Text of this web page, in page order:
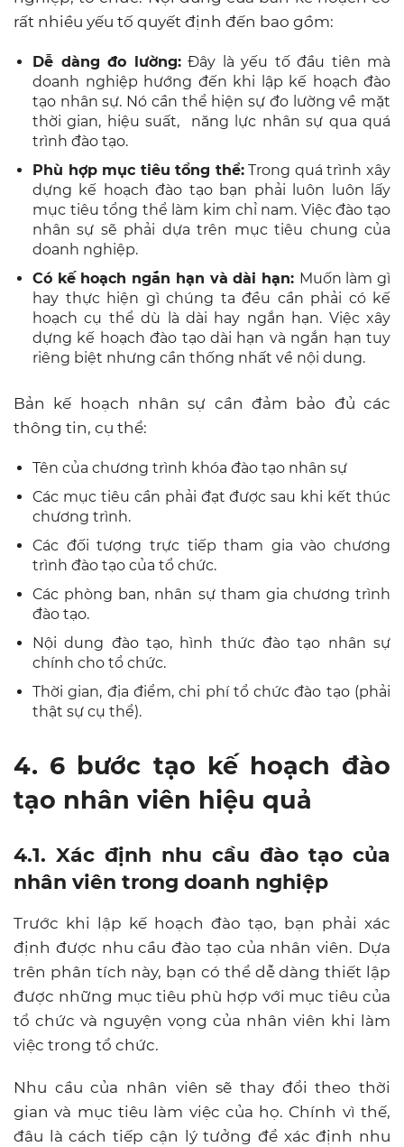
rất nhiều yếu tố quyết định đến bao gồm:
Dễ dàng đo lường:Đây là yếu tố đầu tiên mà
doanh nghiệp hướng đến khi lập kế hoạch đào
tạo nhân sự. Nó cần thể hiện sự đo lường về mặt
thời gian, hiệu suất, năng lực nhân sự qua quá
trình đào tạo.
Phù hợp mục tiêu tổng thể:Trong quá trình xây
dựng kế hoạch đào tạo bạn phải luôn luôn lấy
mục tiêu tổng thể làm kim chỉ nam. Việc đào tạo
nhân sự sẽ phải dựa trên mục tiêu chung của
doanh nghiệp.
Có kế hoạch ngắn hạn và dài hạn: Muốn làm gì
hay thực hiện gì chúng ta đều cần phải có kế
hoạch cụ thể dù là dài hay ngắn hạn. Việc xây
dựng kế hoạch đào tạo dài hạn và ngắn hạn tuy
riêng biệt nhưng cần thống nhất về nội dung.
Bản kế hoạch nhân sự cần đảm bảo đủ các
thông tin, cụ thể:
Tên của chương trình khóa đào tạo nhân sự
Các mục tiêu cần phải đạt được sau khi kết thúc
chương trình.
Các đối tượng trực tiếp tham gia vào chương
trình đào tạo của tổ chức.
Các phòng ban, nhân sự tham gia chương trình
đào tạo.
Nội dung đào tạo, hình thức đào tạo nhân sự
chính cho tổ chức.
Thời gian, địa điểm, chi phí tổ chức đào tạo (phải
thật sự cụ thể).
4. 6 bước tạo kế hoạch đào
tạo nhân viên hiệu quả
4.1. Xác định nhu cầu đào tạo của
nhân viên trong doanh nghiệp
Trước khi lập kế hoạch đào tạo, bạn phải xác
định được nhu cầu đào tạo của nhân viên. Dựa
trên phân tích này, bạn có thể dễ dàng thiết lập
được những mục tiêu phù hợp với mục tiêu của
tổ chức và nguyện vọng của nhân viên khi làm
việc trong tổ chức.
Nhu cầu của nhân viên sẽ thay đổi theo thời
gian và mục tiêu làm việc của họ. Chính vì thế,
đâu là cách tiếp cận lý tưởng để xác định nhu